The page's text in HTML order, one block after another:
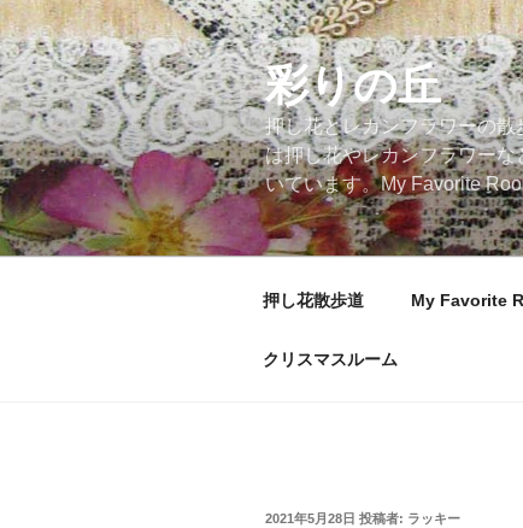
コ
ン
テ
ン
ツ
へ
ス
キ
ッ
彩りの丘
押し花とレカンフラワーの
は押し花やレカンフラワー
いています。My Favorite
押し花散歩道 My Favorite
クリスマスルーム
投
2021年5月28日 投稿者: ラッキー